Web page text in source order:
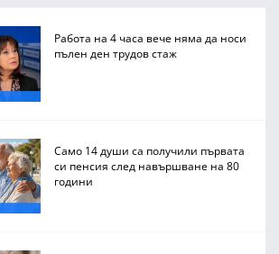
Работа на 4 часа вече няма да носи
пълен ден трудов стаж
Само 14 души са получили първата
си пенсия след навършване на 80
години